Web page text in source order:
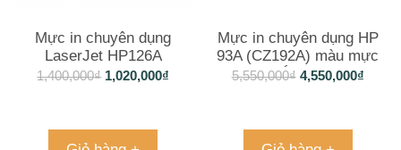
Mực in chuyên dụng
LaserJet HP126A
(CE310A) – Black
1,400,000₫ 1,020,000₫
Mực in chuyên dụng HP
93A (CZ192A) màu mực
sắc nét
5,550,000₫ 4,550,000₫